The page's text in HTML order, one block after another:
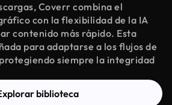
Coverr combina el
con la flexibilidad de la IA
contenido más rápido. Esta
para adaptarse a los flujos de
siempre la integridad
biblioteca